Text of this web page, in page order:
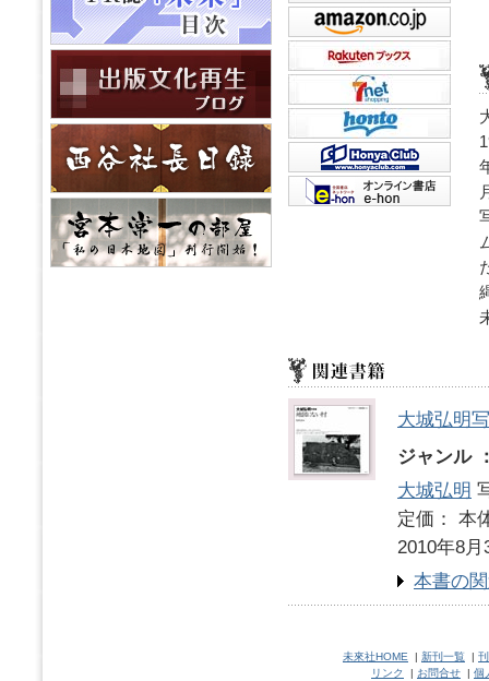
大城弘明
ジャンル
大城弘明
定価：
2010年8月
本書の
未來社HOME | 新刊一覧 |
リンク
| お問合せ | 個